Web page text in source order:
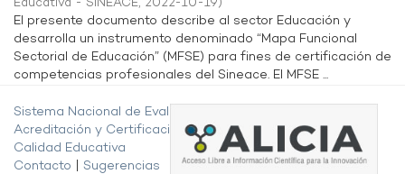
El presente documento describe al sector Educación y
desarrolla un instrumento denominado “Mapa Funcional
Sectorial de Educación” (MFSE) para fines de certificación de
competencias profesionales del Sineace. El MFSE ...
Sistema Nacional de Evaluación,
Acreditación y Certificación de la
Calidad Educativa
Contacto
Sugerencias